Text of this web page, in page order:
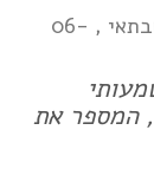
, 06-
המספר את